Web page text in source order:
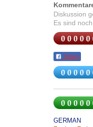
Diskussion
Es sind
Teilen
GERMAN